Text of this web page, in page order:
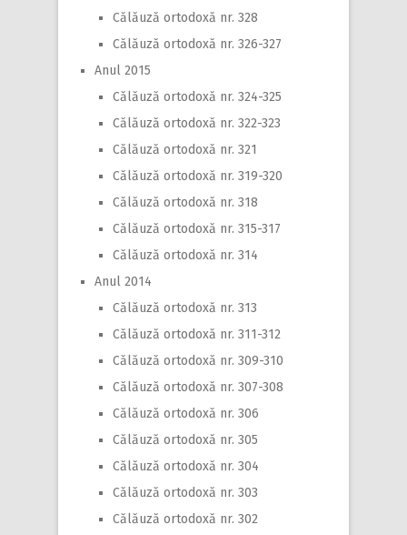
Călăuză ortodoxă nr. 328
Călăuză ortodoxă nr. 326-327
Anul 2015
Călăuză ortodoxă nr. 324-325
Călăuză ortodoxă nr. 322-323
Călăuză ortodoxă nr. 321
Călăuză ortodoxă nr. 319-320
Călăuză ortodoxă nr. 318
Călăuză ortodoxă nr. 315-317
Călăuză ortodoxă nr. 314
Anul 2014
Călăuză ortodoxă nr. 313
Călăuză ortodoxă nr. 311-312
Călăuză ortodoxă nr. 309-310
Călăuză ortodoxă nr. 307-308
Călăuză ortodoxă nr. 306
Călăuză ortodoxă nr. 305
Călăuză ortodoxă nr. 304
Călăuză ortodoxă nr. 303
Călăuză ortodoxă nr. 302